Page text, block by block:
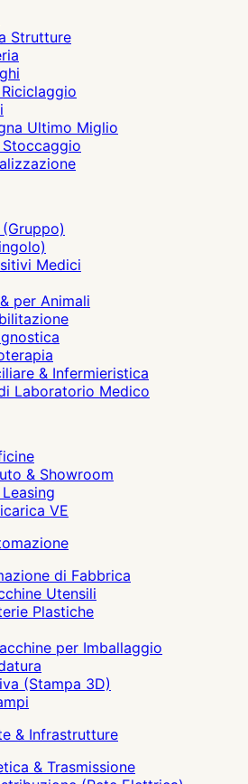
Strutture
Ultimo Miglio
Medici
per Animali
& Infermieristica
Laboratorio Medico
& Showroom
VE
di Fabbrica
Utensili
Plastiche
per Imballaggio
(Stampa 3D)
& Infrastrutture
& Trasmissione